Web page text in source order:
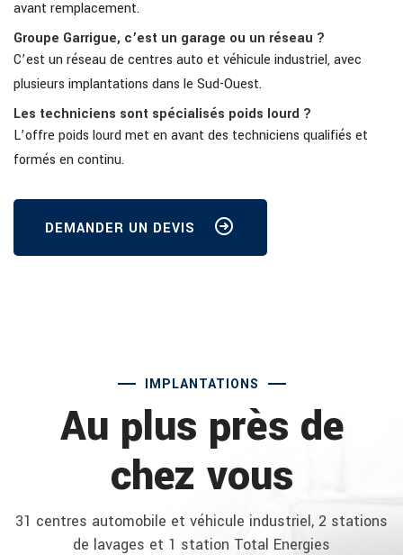
avant remplacement.
Groupe Garrigue, c’est un garage ou un réseau ?
C’est un réseau de centres auto et véhicule industriel, avec
plusieurs implantations dans le Sud-Ouest.
Les techniciens sont spécialisés poids lourd ?
L’offre poids lourd met en avant des techniciens qualifiés et
formés en continu.
DEMANDER UN DEVIS
IMPLANTATIONS
Au plus près de
chez vous
31 centres automobile et véhicule industriel, 2 stations
de lavages et 1 station Total Energies